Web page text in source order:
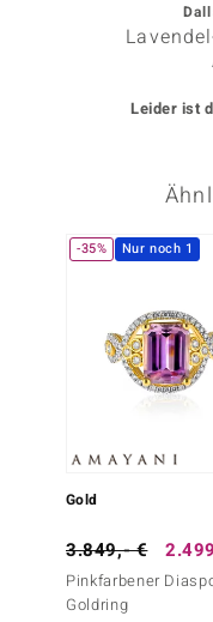
BY DE MELO
Leider ist
-35% Nur noch 1
Gold
3.849,- €
Pinkfarbener
Goldring